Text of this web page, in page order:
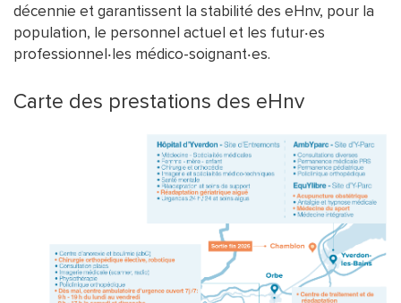
décennie et garantissent la stabilité des eHnv, pour la
population, le personnel actuel et les futur‧es
professionnel‧les médico-soignant‧es.
Carte des prestations des eHnv